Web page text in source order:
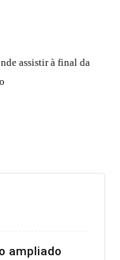
assistir à final da
ampliado